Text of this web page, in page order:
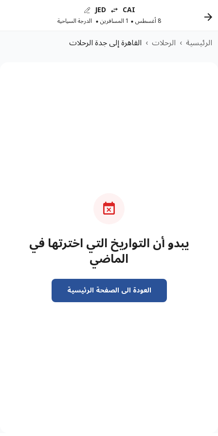
CAI
JED
8 أغسطس 1 المسافرين الدرجة السياحية
الرئيسية › الرحلات › القاهرة إلى جدة الرحلات
يبدو أن التواريخ التي اخترتها في
الماضي
العودة الى الصفحة الرئيسية